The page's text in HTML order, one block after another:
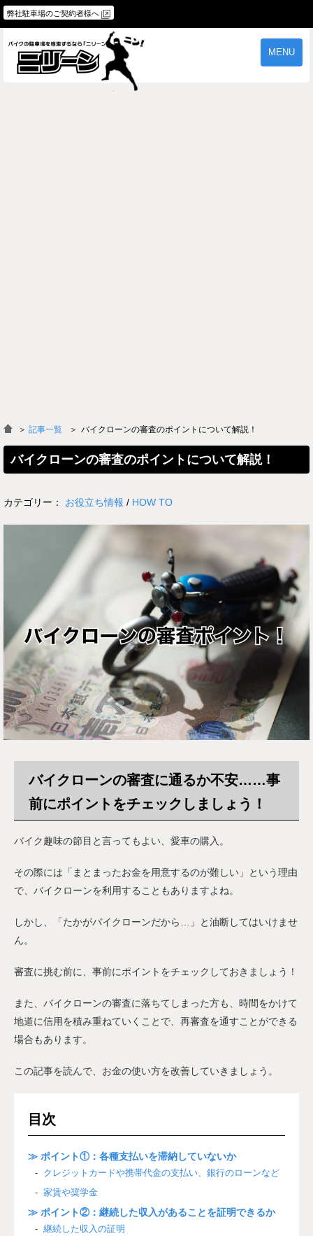
弊社駐車場のご契約者様へ
MENU
＞ 記事一覧 バイクローンの審査のポイントについて解説！
バイクローンの審査のポイントについて解説！
カテゴリー： お役立ち情報 / HOW TO
バイクローンの審査に通るか不安……事
前にポイントをチェックしましょう！
バイク趣味の節目と言ってもよい、愛車の購入。
その際には「まとまったお金を用意するのが難しい」という理由
で、バイクローンを利用することもありますよね。
しかし、「たかがバイクローンだから…」と油断してはいけませ
ん。
審査に挑む前に、事前にポイントをチェックしておきましょう！
また、バイクローンの審査に落ちてしまった方も、時間をかけて
地道に信用を積み重ねていくことで、再審査を通すことができる
場合もあります。
この記事を読んで、お金の使い方を改善していきましょう。
目次
≫ ポイント①：各種支払いを滞納していないか
クレジットカードや携帯代金の支払い、銀行のローンなど
家賃や奨学金
≫ ポイント②：継続した収入があることを証明できるか
継続した収入の証明